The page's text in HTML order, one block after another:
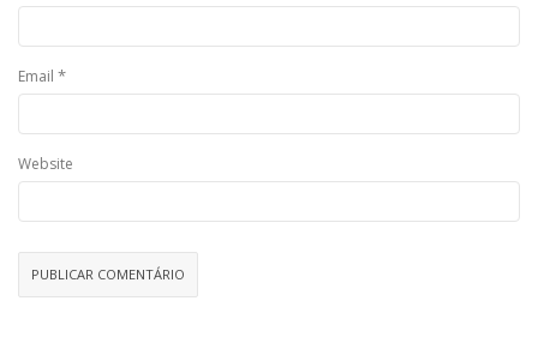
Email *
Website